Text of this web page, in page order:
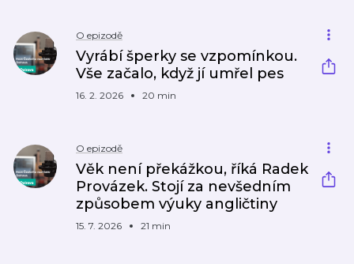
O epizodě
Vyrábí šperky se vzpomínkou.
Vše začalo, když jí umřel pes
16. 2. 2026 20 min
O epizodě
Věk není překážkou, říká Radek
Provázek. Stojí za nevšedním
způsobem výuky angličtiny
15. 7. 2026 21 min